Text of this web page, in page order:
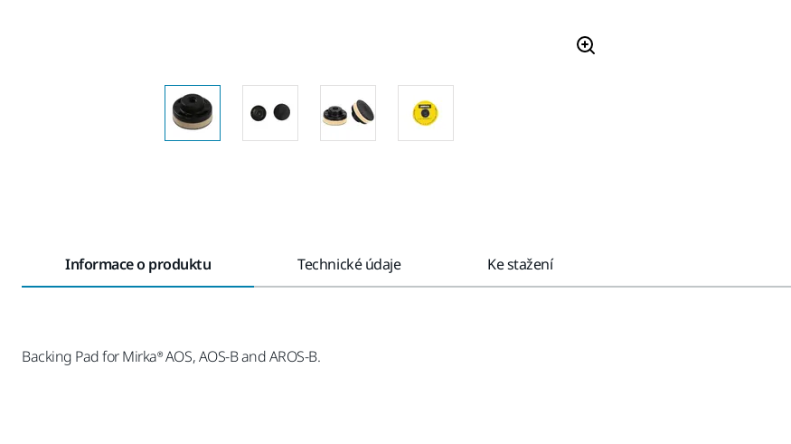
Informace o produktu Technické údaje Ke stažení
Backing Pad for Mirka® AOS, AOS-B and AROS-B.